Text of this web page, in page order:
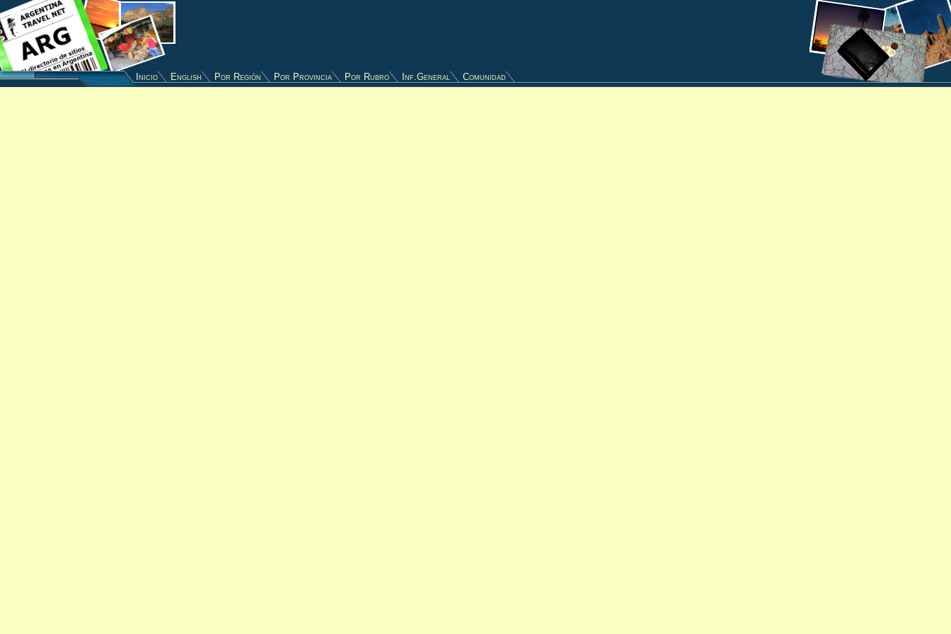
Inicio English Por Región Por Provincia Por Rubro Inf.General Comunidad